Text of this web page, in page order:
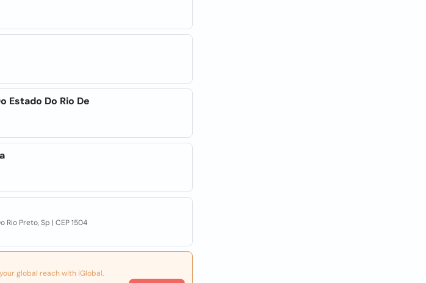
Estado Do Rio De
Rio Preto, Sp | CEP 1504
global reach with iGlobal.